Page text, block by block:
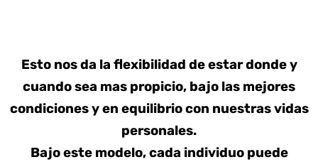
Esto nos da la flexibilidad de estar donde y
cuando sea mas propicio, bajo las mejores
condiciones y en equilibrio con nuestras vidas
personales.
Bajo este modelo, cada individuo puede